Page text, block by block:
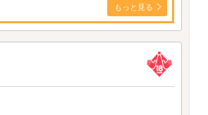
もっと見る